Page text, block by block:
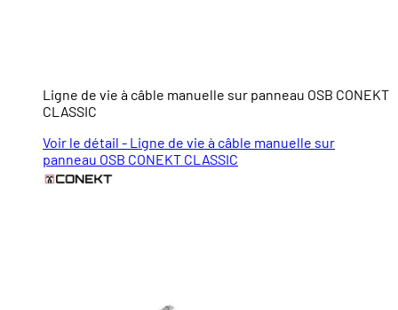
Ligne de vie à câble manuelle sur panneau OSB CONEKT
CLASSIC
Voir le détail - Ligne de vie à câble manuelle sur
panneau OSB CONEKT CLASSIC